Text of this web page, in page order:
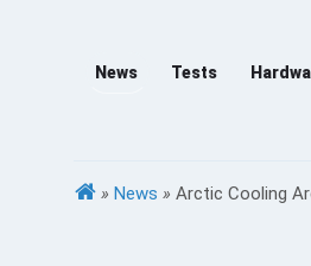
News Tests
» News » Arctic Cooling